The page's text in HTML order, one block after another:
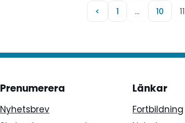
< 1 … 10 11
Prenumerera
Nyhetsbrev
Länkar
Fortbildning